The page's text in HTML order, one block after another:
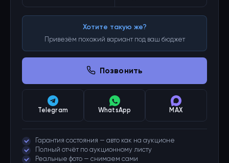
Хотите такую же?
Привезём похожий вариант под ваш бюджет
Позвонить
Telegram WhatsApp MAX
Гарантия состояния — авто как на аукционе
Полный отчёт по аукционному листу
Реальные фото — снимаем сами